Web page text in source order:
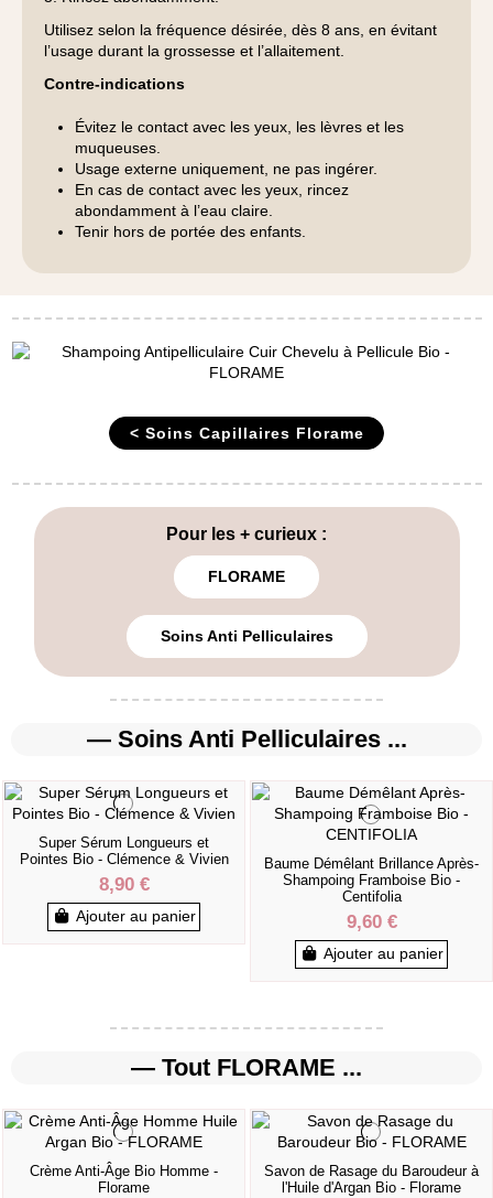
Utilisez selon la fréquence désirée, dès 8 ans, en évitant
l’usage durant la grossesse et l’allaitement.
Contre-indications
Évitez le contact avec les yeux, les lèvres et les
muqueuses.
Usage externe uniquement, ne pas ingérer.
En cas de contact avec les yeux, rincez
abondamment à l’eau claire.
Tenir hors de portée des enfants.
< Soins Capillaires Florame
Pour les + curieux :
FLORAME
Soins Anti Pelliculaires
— Soins Anti Pelliculaires ...
Super Sérum Longueurs et
Pointes Bio - Clémence & Vivien
8,90 €
Ajouter au panier
Baume Démêlant Brillance Après-
Shampoing Framboise Bio -
Centifolia
9,60 €
Ajouter au panier
— Tout FLORAME ...
Crème Anti-Âge Bio Homme -
Florame
Savon de Rasage du Baroudeur à
l'Huile d'Argan Bio - Florame